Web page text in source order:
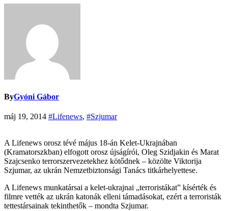
ByGyóni Gábor
máj 19, 2014 #Lifenews, #Szjumar
A Lifenews orosz tévé május 18-án Kelet-Ukrajnában
(Kramatorszkban) elfogott orosz újságírói, Oleg Szidjakin és Marat
Szajcsenko terrorszervezetekhez kötődnek – közölte Viktorija
Szjumar, az ukrán Nemzetbiztonsági Tanács titkárhelyettese.
A Lifenews munkatársai a kelet-ukrajnai „terroristákat” kísérték és
filmre vették az ukrán katonák elleni támadásokat, ezért a terroristák
tettestársainak tekinthetők – mondta Szjumar.